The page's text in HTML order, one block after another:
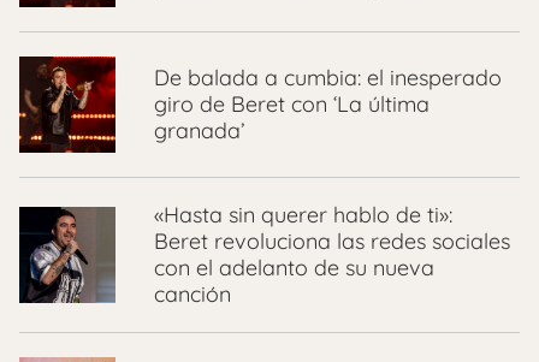
De balada a cumbia: el inesperado
giro de Beret con ‘La última
granada’
«Hasta sin querer hablo de ti»:
Beret revoluciona las redes sociales
con el adelanto de su nueva
canción